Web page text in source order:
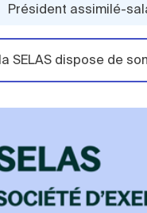
Président assimilé-
SELAS dispose de